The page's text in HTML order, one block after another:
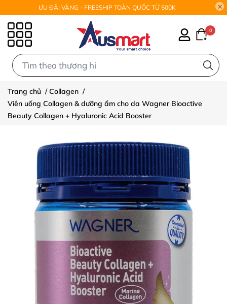
ƯU ĐÃI VÀNG - FREESHIP TOÀN QUỐC TỪ 500K
0
Trang chủ /Collagen /
Viên uống Collagen & dưỡng ẩm cho da Wagner Bioactive
Beauty Collagen + Hyaluronic Acid Booster